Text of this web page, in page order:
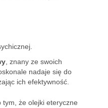
, znany ze swoich
nadaje się do
ich efektywność.
że olejki eteryczne